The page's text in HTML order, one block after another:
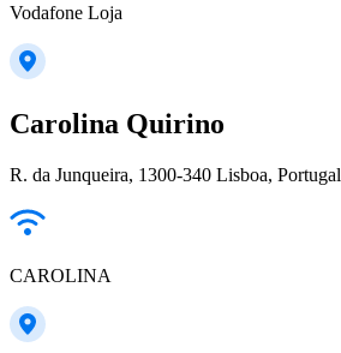
Vodafone Loja
Carolina Quirino
R. da Junqueira, 1300-340 Lisboa, Portugal
CAROLINA